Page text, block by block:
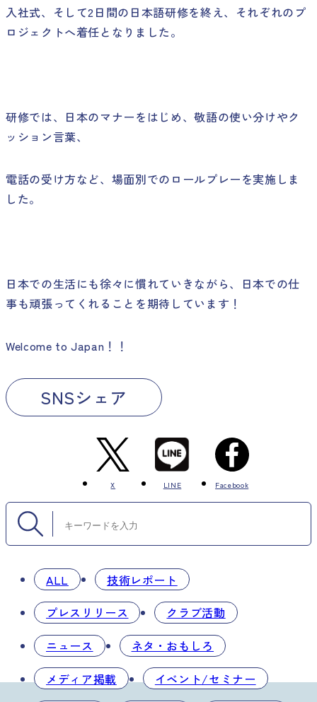
入社式、そして2日間の日本語研修を終え、それぞれのプ
ロジェクトへ着任となりました。
研修では、日本のマナーをはじめ、敬語の使い分けやク
ッション言葉、
電話の受け方など、場面別でのロールプレーを実施しま
した。
日本での生活にも徐々に慣れていきながら、日本での仕
事も頑張ってくれることを期待しています！
Welcome to Japan！！
SNSシェア
X LINE Facebook
ALL
技術レポート
プレスリリース
クラブ活動
ニュース
ネタ・おもしろ
メディア掲載
イベント/セミナー